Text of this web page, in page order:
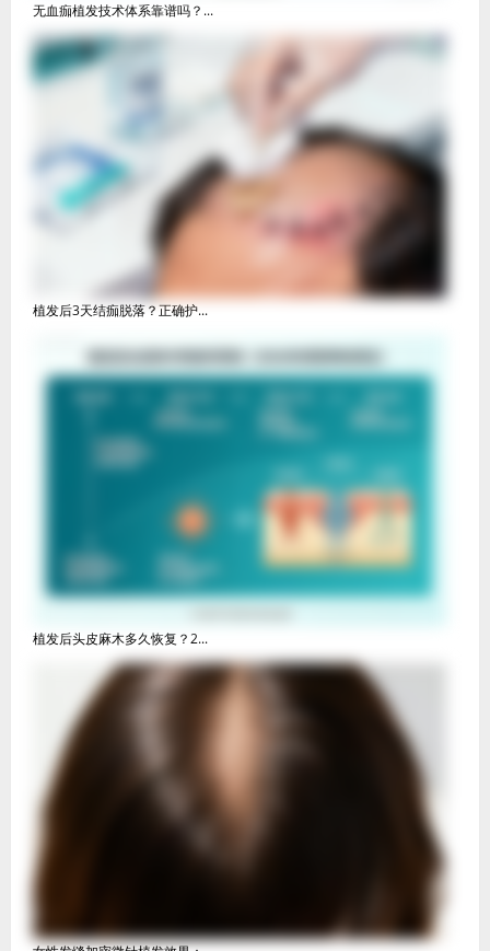
无血痂植发技术体系靠谱吗？...
植发后3天结痂脱落？正确护...
植发后头皮麻木多久恢复？2...